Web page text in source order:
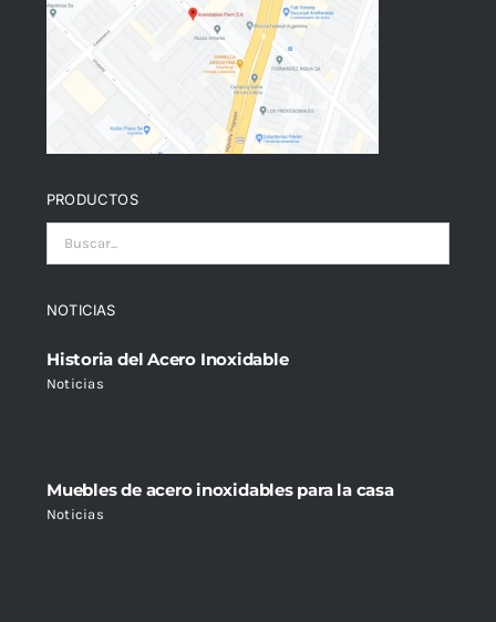
NOTICIAS
Historia del Acero Inoxidable
Noticias
Muebles de acero inoxidables para la casa
Noticias
PRODUCTOS